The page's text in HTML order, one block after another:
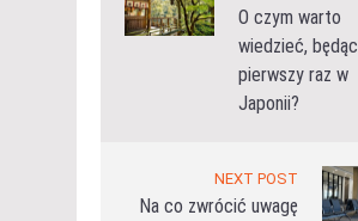
O czym warto
wiedzieć, będąc
pierwszy raz w
Japonii?
NEXT POST
Na co zwrócić uwagę